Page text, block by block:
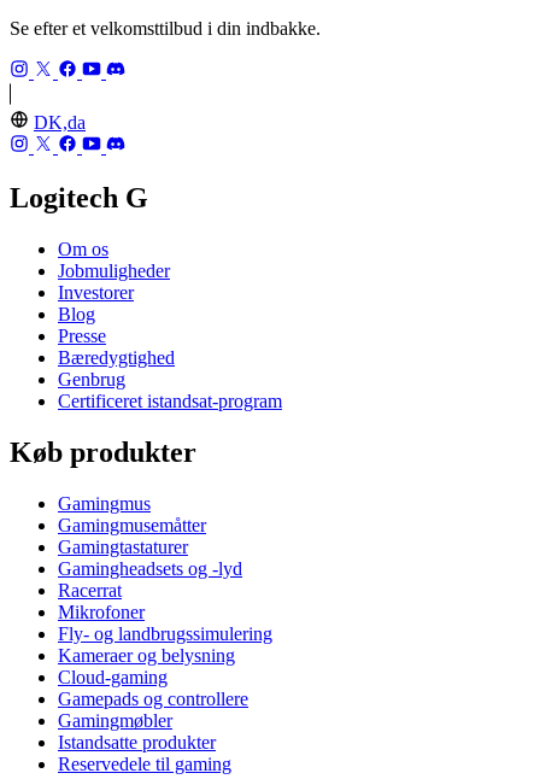
Se efter et velkomsttilbud i din indbakke.
DK,da
Logitech G
Om os
Jobmuligheder
Investorer
Blog
Presse
Bæredygtighed
Genbrug
Certificeret istandsat-program
Køb produkter
Gamingmus
Gamingmusemåtter
Gamingtastaturer
Gamingheadsets og -lyd
Racerrat
Mikrofoner
Fly- og landbrugssimulering
Kameraer og belysning
Cloud-gaming
Gamepads og controllere
Gamingmøbler
Istandsatte produkter
Reservedele til gaming